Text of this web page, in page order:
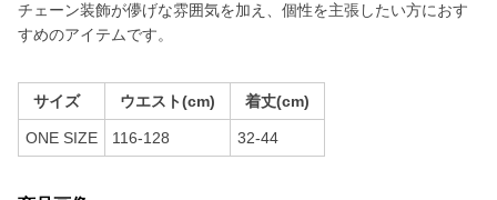
チェーン装飾が儚げな雰囲気を加え、個性を主張したい方におす
すめのアイテムです。
サイズ ウエスト(cm) 着丈(cm)
ONE SIZE 116-128 32-44